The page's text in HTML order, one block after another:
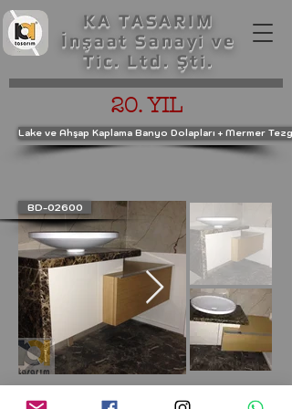
KA TASARIM
İnşaat Sanayi ve
Tic. Ltd. Şti.
20. YIL
Lake ve Ahşap Kaplama Banyo Dolapları + Mermer
BD-02600